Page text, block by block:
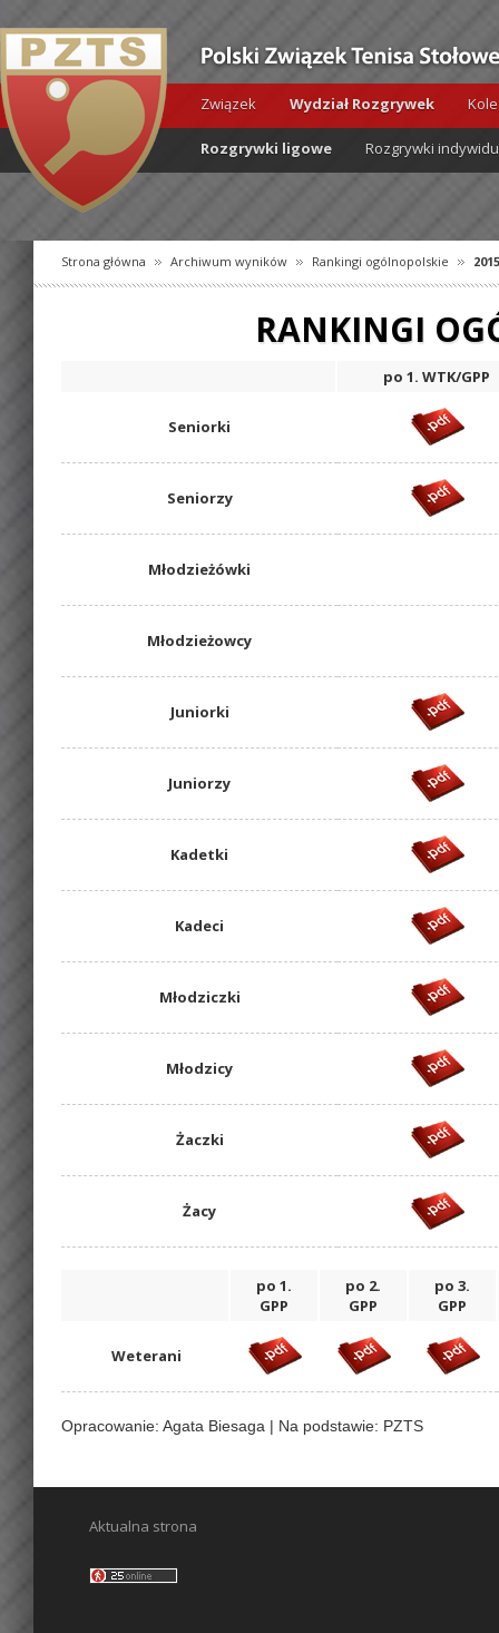
Związek Wydział Rozgrywek
Rozgrywki ligowe Rozgrywki
Strona główna Archiwum wyników Rankingi ogólnopolskie
RANKINGI
po 1. WTK/GPP
Seniorki
Seniorzy
Młodzieżówki
Młodzieżowcy
Juniorki
Juniorzy
Kadetki
Kadeci
Młodziczki
Młodzicy
Żaczki
Żacy
po 1.
GPP
po 2.
GPP
po 3.
GPP
Weterani
Opracowanie: Agata Biesaga | Na podstawie: PZTS
Aktualna strona